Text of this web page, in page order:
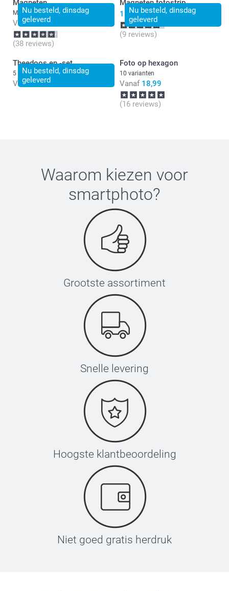
Nu besteld, dinsdag
geleverd
Magneten
Meer dan 10 varianten
Vanaf 7,99
(38 reviews)
Nu besteld, dinsdag
geleverd
Magneten fotostrip
13,99
(9 reviews)
Nu besteld, dinsdag
geleverd
Theedoos en -set
5 varianten
Vanaf 28,99
Foto op hexagon
10 varianten
Vanaf 18,99
(16 reviews)
Waarom kiezen voor
smartphoto?
Grootste assortiment
Snelle levering
Hoogste klantbeoordeling
Niet goed gratis herdruk